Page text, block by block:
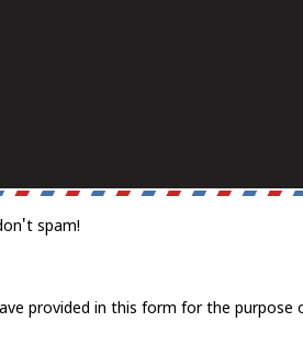
spam!
provided in this form for the purpose